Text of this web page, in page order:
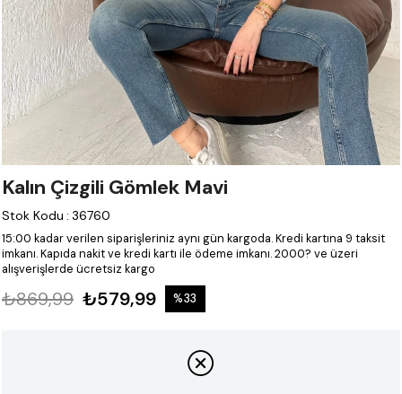
Kalın Çizgili Gömlek Mavi
Stok Kodu : 36760
15:00 kadar verilen siparişleriniz aynı gün kargoda.Kredi kartına 9 taksit
imkanı.Kapıda nakit ve kredi kartı ile ödeme imkanı.2000? ve üzeri
alışverişlerde ücretsiz kargo
₺869,99 ₺579,99 %33